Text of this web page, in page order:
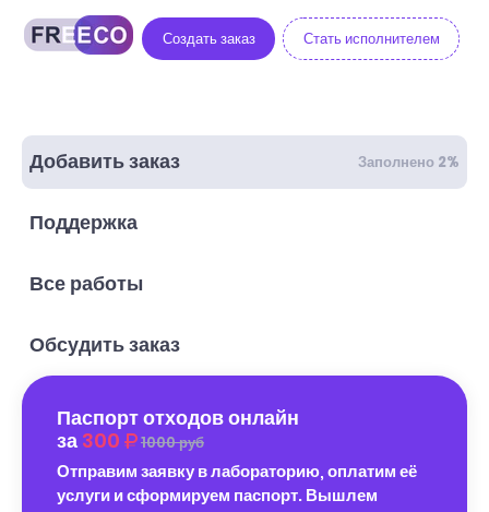
Создать заказ Стать исполнителем
Добавить заказ Заполнено 2%
Поддержка
Все работы
Обсудить заказ
Паспорт отходов онлайн
за 300 1000 руб
Отправим заявку в лабораторию, оплатим её
услуги и сформируем паспорт. Вышлем